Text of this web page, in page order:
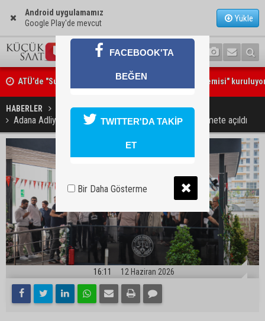
Android uygulamamız
Google Play'de mevcut
Yükle
Göçükte hayatını kaybeden Bekir Çelik, Kozan'da toprağa verildi
HABERLER GÜNDEM
Adana Adliyesi’nde avukatlara özel dinlenme alanı hizmete açıldı
16:11 12 Haziran 2026
FACEBOOK'TA
BEĞEN
TWITTER'DA TAKİP
ET
Bir Daha Gösterme